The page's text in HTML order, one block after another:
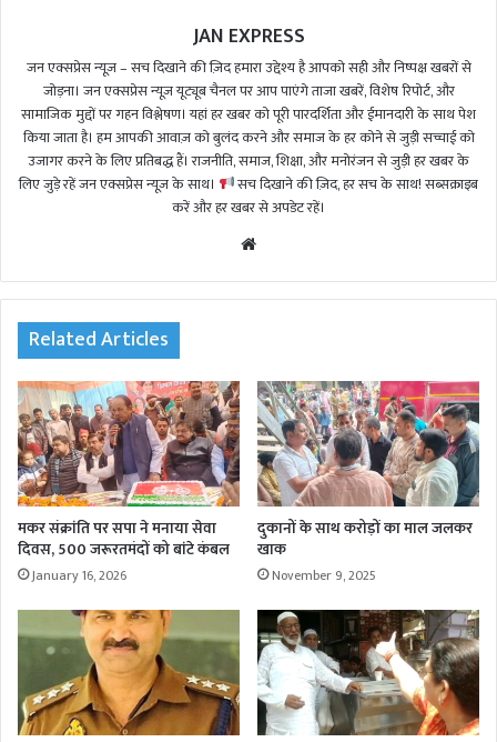
JAN EXPRESS
जन एक्सप्रेस न्यूज़ – सच दिखाने की ज़िद हमारा उद्देश्य है आपको सही और निष्पक्ष खबरों से
जोड़ना। जन एक्सप्रेस न्यूज़ यूट्यूब चैनल पर आप पाएंगे ताजा खबरें, विशेष रिपोर्ट, और
सामाजिक मुद्दों पर गहन विश्लेषण। यहां हर खबर को पूरी पारदर्शिता और ईमानदारी के साथ पेश
किया जाता है। हम आपकी आवाज़ को बुलंद करने और समाज के हर कोने से जुड़ी सच्चाई को
उजागर करने के लिए प्रतिबद्ध हैं। राजनीति, समाज, शिक्षा, और मनोरंजन से जुड़ी हर खबर के
लिए जुड़े रहें जन एक्सप्रेस न्यूज़ के साथ।
सच दिखाने की ज़िद, हर सच के साथ! सब्सक्राइब
करें और हर खबर से अपडेट रहें।
te
Related Articles
मकर संक्रांति पर सपा ने मनाया सेवा
दिवस, 500 जरूरतमंदों को बांटे कंबल
January 16, 2026
दुकानों के साथ करोड़ों का माल जलकर
खाक
November 9, 2025